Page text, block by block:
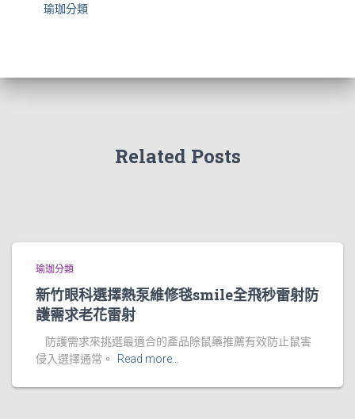
瑜珈分類
Related Posts
瑜珈分類
新竹眼科選擇熱泵維修毯smile全飛秒雷射防
護需求老花雷射
防護需求來挑選最適合的產品除鼠藥推薦有效防止鼠害
侵入選擇通常。
Read more…